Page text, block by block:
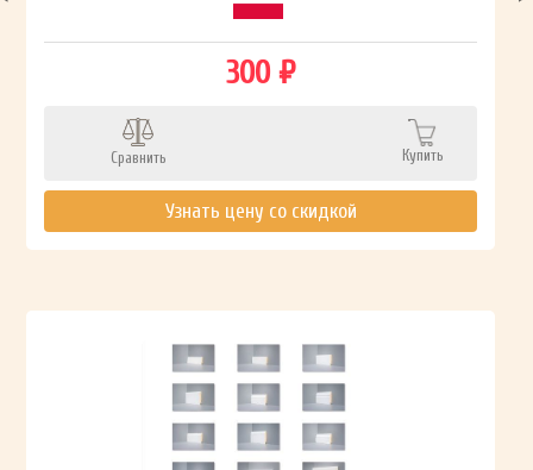
300 ₽
Сравнить Купить
Узнать цену со скидкой